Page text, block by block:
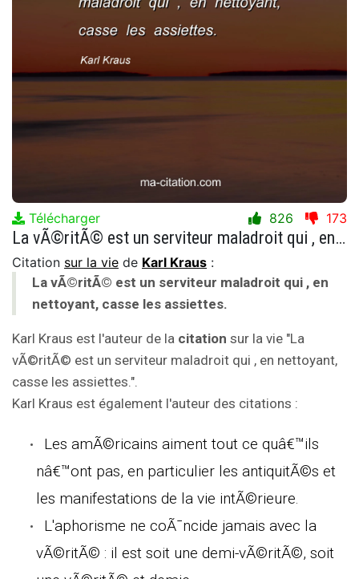
Télécharger 826 173
La vÃ©ritÃ© est un serviteur maladroit qui , en nettoyant, casse les assiettes.
Citation sur la vie de Karl Kraus :
La vÃ©ritÃ© est un serviteur maladroit qui , en
nettoyant, casse les assiettes.
Karl Kraus est l'auteur de la citation sur la vie "La
vÃ©ritÃ© est un serviteur maladroit qui , en nettoyant,
casse les assiettes.".
Karl Kraus est également l'auteur des citations :
Les amÃ©ricains aiment tout ce quâ€™ils
nâ€™ont pas, en particulier les antiquitÃ©s et
les manifestations de la vie intÃ©rieure.
L'aphorisme ne coÃ¯ncide jamais avec la
vÃ©ritÃ© : il est soit une demi-vÃ©ritÃ©, soit